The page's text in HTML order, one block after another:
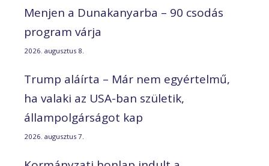
Menjen a Dunakanyarba – 90 csodás
program várja
2026. augusztus 8.
Trump aláírta – Már nem egyértelmű,
ha valaki az USA-ban születik,
állampolgárságot kap
2026. augusztus 7.